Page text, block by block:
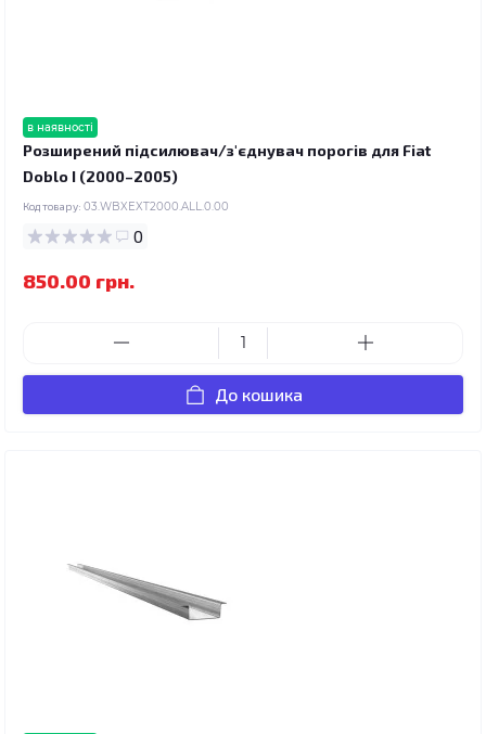
в наявності
Розширений підсилювач/з'єднувач порогів для Fiat
Doblo I (2000–2005)
Код товару: 03.WBXEXT2000.ALL.0.00
0
850.00 грн.
До кошика